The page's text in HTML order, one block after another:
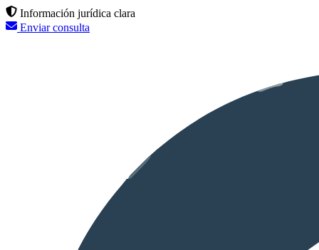
Información jurídica clara
Enviar consulta